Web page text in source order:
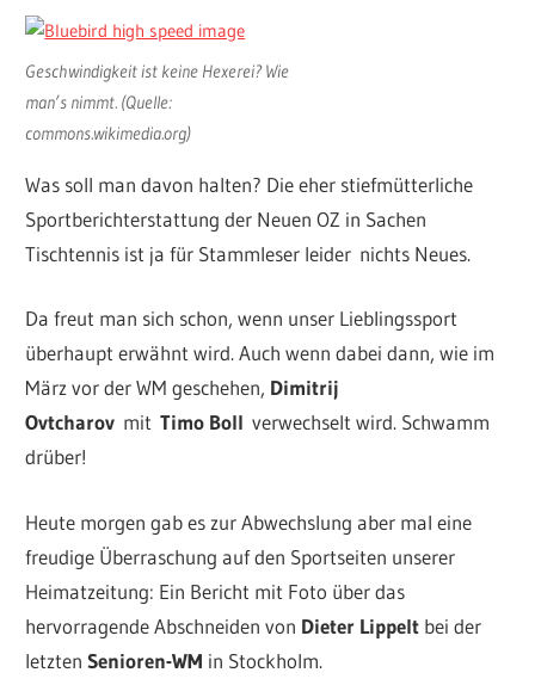
Geschwindigkeit ist keine Hexerei? Wie
man’s nimmt. (Quelle:
commons.wikimedia.org)
Was soll man davon halten? Die eher stiefmütterliche
Sportberichterstattung der Neuen OZ in Sachen
Tischtennis ist ja für Stammleser leider nichts Neues.
Da freut man sich schon, wenn unser Lieblingssport
überhaupt erwähnt wird. Auch wenn dabei dann, wie im
März vor der WM geschehen, Dimitrij
Ovtcharov mitTimo Boll verwechselt wird. Schwamm
drüber!
Heute morgen gab es zur Abwechslung aber mal eine
freudige Überraschung auf den Sportseiten unserer
Heimatzeitung: Ein Bericht mit Foto über das
hervorragende Abschneiden von Dieter Lippelt bei der
letztenSenioren-WM in Stockholm.